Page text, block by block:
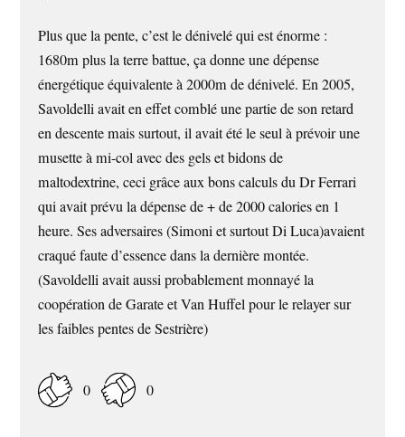
Plus que la pente, c’est le dénivelé qui est énorme :
1680m plus la terre battue, ça donne une dépense
énergétique équivalente à 2000m de dénivelé. En 2005,
Savoldelli avait en effet comblé une partie de son retard
en descente mais surtout, il avait été le seul à prévoir une
musette à mi-col avec des gels et bidons de
maltodextrine, ceci grâce aux bons calculs du Dr Ferrari
qui avait prévu la dépense de + de 2000 calories en 1
heure. Ses adversaires (Simoni et surtout Di Luca)avaient
craqué faute d’essence dans la dernière montée.
(Savoldelli avait aussi probablement monnayé la
coopération de Garate et Van Huffel pour le relayer sur
les faibles pentes de Sestrière)
0 0